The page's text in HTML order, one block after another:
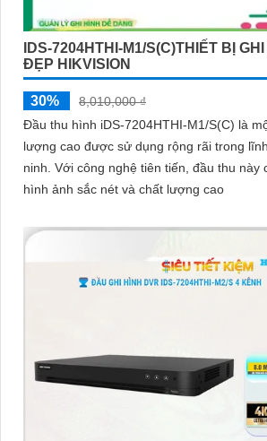
IDS-7204HTHI-M1/S(C)THIẾT BỊ
ĐẸP HIKVISION
30%
8,010,000 ₫
Đầu thu hình iDS-7204HTHI-M1/S(C) là
lượng cao được sử dụng rộng rãi trong
ninh. Với công nghệ tiên tiến, đầu thu này có khả năng ghi lại
hình ảnh sắc nét và chất lượng cao